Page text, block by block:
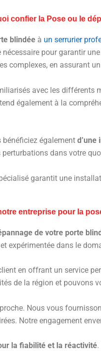
confier la Pose ou le
blindée à un serrurier
nécessaire pour garantir
complexes, en assurant
avec les différents
également à la
bénéficiez également d’une
dans votre
garantit une
entreprise pour la
de votre porte
expérimentée dans le
en offrant un service
de la région et pouvons
Nous vous
Notre engagement
la fiabilité et la réactivité